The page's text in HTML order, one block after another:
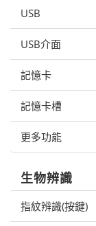
USB
USB介面
記憶卡
記憶卡槽
更多功能
生物辨識
指紋辨識(按鍵)